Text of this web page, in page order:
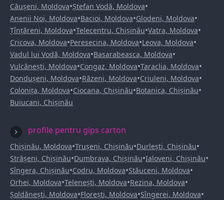
Căușeni, Moldova•Ștefan Vodă, Moldova•
Anenii Noi, Moldova•Bacioi, Moldova•Glodeni, Moldova•
Țînțăreni, Moldova•Telecentru, Chișinău•Vatra, Moldova•
Cricova, Moldova•Peresecina, Moldova•Leova, Moldova•
Vadul lui Vodă, Moldova•Basarabeasca, Moldova•
Vulcănești, Moldova•Congaz, Moldova•Taraclia, Moldova•
Dondușeni, Moldova•Răzeni, Moldova•Criuleni, Moldova•
Colonița, Moldova•Ciocana, Chișinău•Botanica, Chișinău•
Buiucani, Chișinău
profile pentru gips carton
Chișinău, Moldova•Trușeni, Chișinău•Durlești, Chișinău•
Strășeni, Chișinău•Dumbrava, Chișinău•Ialoveni, Chișinău•
Sîngera, Chișinău•Codru, Moldova•Stăuceni, Moldova•
Orhei, Moldova•Telenești, Moldova•Rezina, Moldova•
Șoldănești, Moldova•Florești, Moldova•Sîngerei, Moldova•